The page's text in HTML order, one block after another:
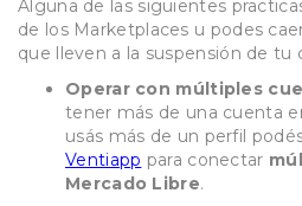
Alguna de las siguientes
de los Marketplaces u podes
que lleven a la suspensión de tu
Operar con múltiples
tener más de una cuenta
usás más de un perfil
Ventiapp para conectar
Mercado Libre.